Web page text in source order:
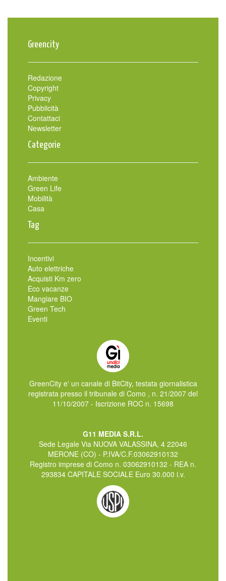
Greencity
Redazione
Copyright
Privacy
Pubblicità
Contattaci
Newsletter
Categorie
Ambiente
Green Life
Mobilità
Casa
Tag
Incentivi
Auto elettriche
Acquisti Km zero
Eco vacanze
Mangiare BIO
Green Tech
Eventi
GreenCity e' un canale di BitCity, testata giornalistica
registrata presso il tribunale di Como , n. 21/2007 del
11/10/2007 - Iscrizione ROC n. 15698
G11 MEDIA S.R.L.
Sede Legale Via NUOVA VALASSINA, 4 22046
MERONE (CO) - P.IVA/C.F.03062910132
Registro imprese di Como n. 03062910132 - REA n.
293834 CAPITALE SOCIALE Euro 30.000 i.v.